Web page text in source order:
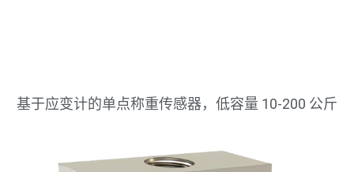
基于应变计的单点称重传感器，低容量 10-200 公斤